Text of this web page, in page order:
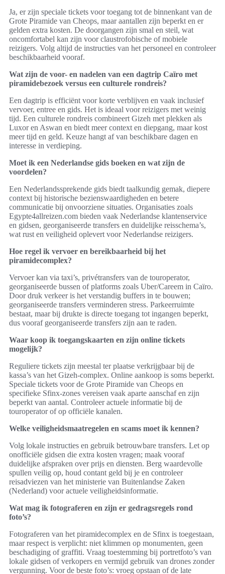
Ja, er zijn speciale tickets voor toegang tot de binnenkant van de
Grote Piramide van Cheops, maar aantallen zijn beperkt en er
gelden extra kosten. De doorgangen zijn smal en steil, wat
oncomfortabel kan zijn voor claustrofobische of mobiele
reizigers. Volg altijd de instructies van het personeel en controleer
beschikbaarheid vooraf.
Wat zijn de voor- en nadelen van een dagtrip Caïro met
piramidebezoek versus een culturele rondreis?
Een dagtrip is efficiënt voor korte verblijven en vaak inclusief
vervoer, entree en gids. Het is ideaal voor reizigers met weinig
tijd. Een culturele rondreis combineert Gizeh met plekken als
Luxor en Aswan en biedt meer context en diepgang, maar kost
meer tijd en geld. Keuze hangt af van beschikbare dagen en
interesse in verdieping.
Moet ik een Nederlandse gids boeken en wat zijn de
voordelen?
Een Nederlandssprekende gids biedt taalkundig gemak, diepere
context bij historische bezienswaardigheden en betere
communicatie bij onvoorziene situaties. Organisaties zoals
Egypte4allreizen.com bieden vaak Nederlandse klantenservice
en gidsen, georganiseerde transfers en duidelijke reisschema’s,
wat rust en veiligheid oplevert voor Nederlandse reizigers.
Hoe regel ik vervoer en bereikbaarheid bij het
piramidecomplex?
Vervoer kan via taxi’s, privétransfers van de touroperator,
georganiseerde bussen of platforms zoals Uber/Careem in Caïro.
Door druk verkeer is het verstandig buffers in te bouwen;
georganiseerde transfers verminderen stress. Parkeerruimte
bestaat, maar bij drukte is directe toegang tot ingangen beperkt,
dus vooraf georganiseerde transfers zijn aan te raden.
Waar koop ik toegangskaarten en zijn online tickets
mogelijk?
Reguliere tickets zijn meestal ter plaatse verkrijgbaar bij de
kassa’s van het Gizeh‑complex. Online aankoop is soms beperkt.
Speciale tickets voor de Grote Piramide van Cheops en
specifieke Sfinx‑zones vereisen vaak aparte aanschaf en zijn
beperkt van aantal. Controleer actuele informatie bij de
touroperator of op officiële kanalen.
Welke veiligheidsmaatregelen en scams moet ik kennen?
Volg lokale instructies en gebruik betrouwbare transfers. Let op
onofficiële gidsen die extra kosten vragen; maak vooraf
duidelijke afspraken over prijs en diensten. Berg waardevolle
spullen veilig op, houd contant geld bij je en controleer
reisadviezen van het ministerie van Buitenlandse Zaken
(Nederland) voor actuele veiligheidsinformatie.
Wat mag ik fotograferen en zijn er gedragsregels rond
foto’s?
Fotograferen van het piramidecomplex en de Sfinx is toegestaan,
maar respect is verplicht: niet klimmen op monumenten, geen
beschadiging of graffiti. Vraag toestemming bij portretfoto’s van
lokale gidsen of verkopers en vermijd gebruik van drones zonder
vergunning. Voor de beste foto’s: vroeg opstaan of de late